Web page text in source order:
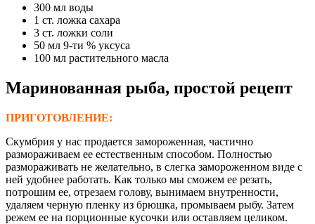
300 мл воды
1 ст. ложка сахара
3 ст. ложки соли
50 мл 9-ти % уксуса
100 мл растительного масла
Маринованная рыба, простой рецепт
ПРИГОТОВЛЕНИЕ:
Скумбрия у нас продается замороженная, частично
размораживаем ее естественным способом. Полностью
размораживать не желательно, в слегка замороженном виде с
ней удобнее работать. Как только мы сможем ее резать,
потрошим ее, отрезаем голову, вынимаем внутренности,
удаляем черную пленку из брюшка, промываем рыбу. Затем
режем ее на порционные кусочки или оставляем целиком.